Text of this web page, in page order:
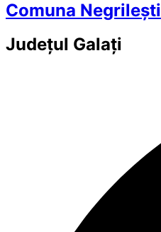
Comuna Negrilești
Județul Galați